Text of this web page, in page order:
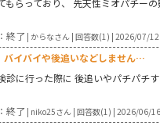
終了 | からなさん | 回答数(1) | 2026/07/12
バイバイや後追いなどしません…
診に行った際に 後追いやパチパチ
終了 | niko25さん | 回答数(1) | 2026/06/16